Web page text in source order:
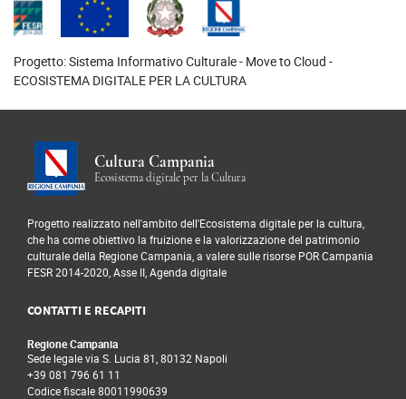
Progetto: Sistema Informativo Culturale - Move to Cloud -
ECOSISTEMA DIGITALE PER LA CULTURA
Cultura Campania
Ecosistema digitale per la Cultura
Progetto realizzato nell'ambito dell'Ecosistema digitale per la cultura,
che ha come obiettivo la fruizione e la valorizzazione del patrimonio
culturale della Regione Campania, a valere sulle risorse POR Campania
FESR 2014-2020, Asse II, Agenda digitale
CONTATTI E RECAPITI
Regione Campania
Sede legale via S. Lucia 81, 80132 Napoli
+39 081 796 61 11
Codice fiscale 80011990639